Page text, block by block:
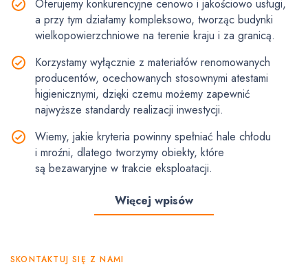
Oferujemy konkurencyjne cenowo i jakościowo usługi,
a przy tym działamy kompleksowo, tworząc budynki
wielkopowierzchniowe na terenie kraju i za granicą.
Korzystamy wyłącznie z materiałów renomowanych
producentów, ocechowanych stosownymi atestami
higienicznymi, dzięki czemu możemy zapewnić
najwyższe standardy realizacji inwestycji.
Wiemy, jakie kryteria powinny spełniać hale chłodu
i mroźni, dlatego tworzymy obiekty, które
są bezawaryjne w trakcie eksploatacji.
Więcej wpisów
SKONTAKTUJ SIĘ Z NAMI